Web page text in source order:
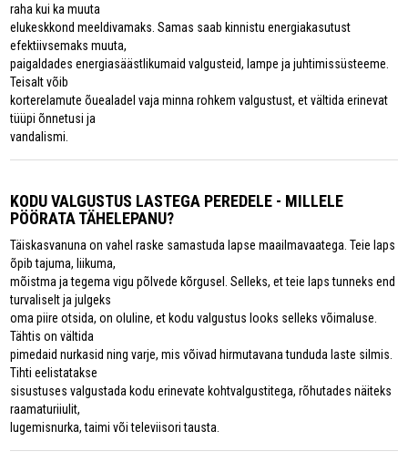
raha kui ka muuta
elukeskkond meeldivamaks. Samas saab kinnistu energiakasutust
efektiivsemaks muuta,
paigaldades energiasäästlikumaid valgusteid, lampe ja juhtimissüsteeme.
Teisalt võib
korterelamute õuealadel vaja minna rohkem valgustust, et vältida erinevat
tüüpi õnnetusi ja
vandalismi.
KODU VALGUSTUS LASTEGA PEREDELE - MILLELE
PÖÖRATA TÄHELEPANU?
Täiskasvanuna on vahel raske samastuda lapse maailmavaatega. Teie laps
õpib tajuma, liikuma,
mõistma ja tegema vigu põlvede kõrgusel. Selleks, et teie laps tunneks end
turvaliselt ja julgeks
oma piire otsida, on oluline, et kodu valgustus looks selleks võimaluse.
Tähtis on vältida
pimedaid nurkasid ning varje, mis võivad hirmutavana tunduda laste silmis.
Tihti eelistatakse
sisustuses valgustada kodu erinevate kohtvalgustitega, rõhutades näiteks
raamaturiiulit,
lugemisnurka, taimi või televiisori tausta.